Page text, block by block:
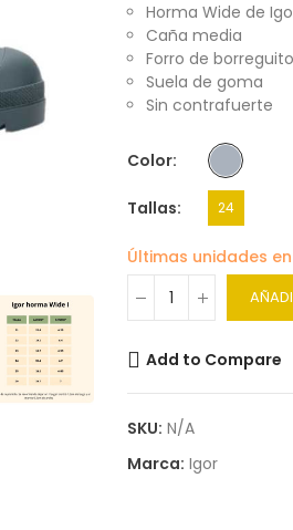
Horma Wide de
Caña media
Forro de borreguito
Suela de goma
Sin contrafuerte
Color
Tallas 24
Últimas unidades
Add to Compare
SKU: N/A
Marca: Igor